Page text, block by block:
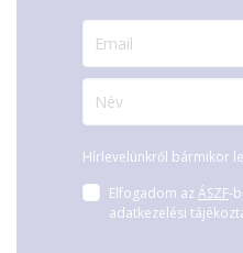
Hírlevelünkről bármikor
Elfogadom az ÁSZF-
adatkezelési